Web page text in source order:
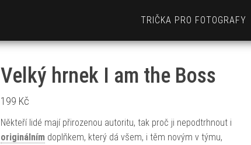
TRIČKA PRO FOTOGRAFY
Velký hrnek I am the Boss
199 Kč
Někteří lidé mají přirozenou autoritu, tak proč ji nepodtrhnout i
originálnímdoplňkem, který dá všem, i těm novým v týmu,